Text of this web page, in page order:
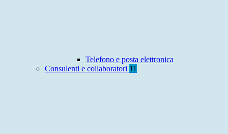
Telefono e posta elettronica
Consulenti e collaboratori 11